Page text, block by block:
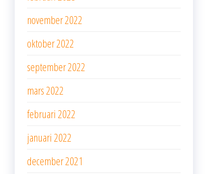
november 2022
oktober 2022
september 2022
mars 2022
februari 2022
januari 2022
december 2021